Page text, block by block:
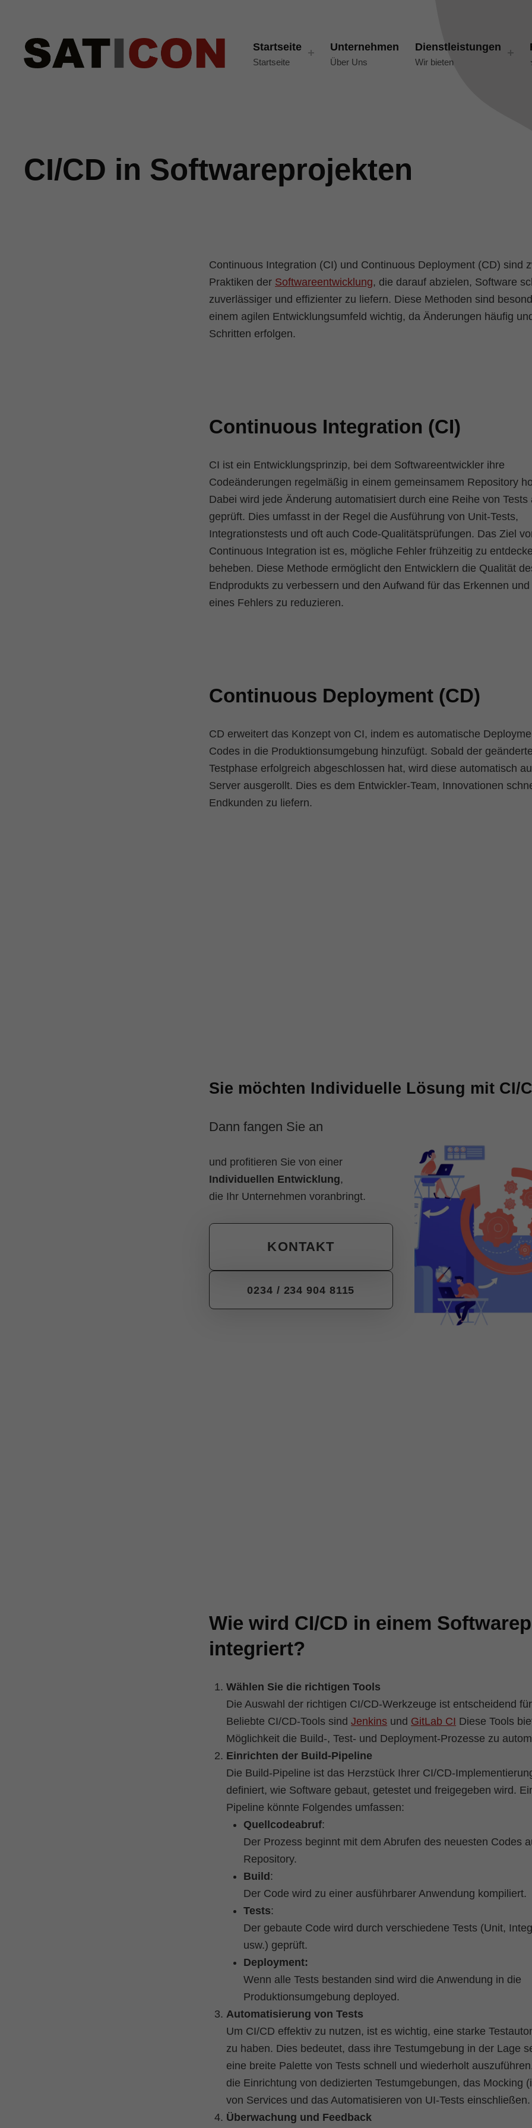
Startseite
Startseite
Unternehmen
Über Uns
Dienstleistungen
Wir bieten
CI/CD in Softwareprojekten
Continuous Integration (CI) und Continuous Deployment (CD) sind
Praktiken der Softwareentwicklung, die darauf abzielen, Software
zuverlässiger und effizienter zu liefern. Diese Methoden sind
einem agilen Entwicklungsumfeld wichtig, da Änderungen häufig
Schritten erfolgen.
Continuous Integration (CI)
CI ist ein Entwicklungsprinzip, bei dem Softwareentwickler ihre
Codeänderungen regelmäßig in einem gemeinsamem Repository
Dabei wird jede Änderung automatisiert durch eine Reihe von Tests
geprüft. Dies umfasst in der Regel die Ausführung von Unit-Tests,
Integrationstests und oft auch Code-Qualitätsprüfungen. Das Ziel
Continuous Integration ist es, mögliche Fehler frühzeitig zu
beheben. Diese Methode ermöglicht den Entwicklern die Qualität
Endprodukts zu verbessern und den Aufwand für das Erkennen
eines Fehlers zu reduzieren.
Continuous Deployment (CD)
CD erweitert das Konzept von CI, indem es automatische
Codes in die Produktionsumgebung hinzufügt. Sobald der
Testphase erfolgreich abgeschlossen hat, wird diese automatisch
Server ausgerollt. Dies es dem Entwickler-Team, Innovationen
Endkunden zu liefern.
Sie möchten Individuelle Lösung mit CI/
Dann fangen Sie an
und profitieren Sie von einer
Individuellen Entwicklung,
die Ihr Unternehmen voranbringt.
KONTAKT
0234 / 234 904 8115
Wie wird CI/CD in einem
integriert?
Wählen Sie die richtigen Tools
Die Auswahl der richtigen CI/CD-Werkzeuge ist entscheidend
Beliebte CI/CD-Tools sindJenkins und GitLab CI Diese Tools
Möglichkeit die Build-, Test- und Deployment-Prozesse zu
Einrichten der Build-Pipeline
Die Build-Pipeline ist das Herzstück Ihrer CI/CD-
definiert, wie Software gebaut, getestet und freigegeben wird.
Pipeline könnte Folgendes umfassen:
Quellcodeabruf:
Der Prozess beginnt mit dem Abrufen des neuesten Codes
Repository.
Build:
Der Code wird zu einer ausführbarer Anwendung kompiliert.
Tests:
Der gebaute Code wird durch verschiedene Tests (Unit,
usw.) geprüft.
Deployment:
Wenn alle Tests bestanden sind wird die Anwendung in die
Produktionsumgebung deployed.
Automatisierung von Tests
Um CI/CD effektiv zu nutzen, ist es wichtig, eine starke
zu haben. Dies bedeutet, dass ihre Testumgebung in der Lage
eine breite Palette von Tests schnell und wiederholt
die Einrichtung von dedizierten Testumgebungen, das Mocking
von Services und das Automatisieren von UI-Tests einschließen.
Überwachung und Feedback